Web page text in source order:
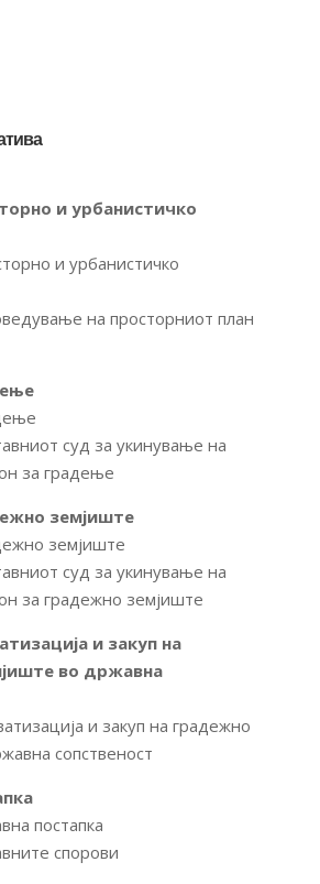
и урбанистичко
и урбанистичко
на просторниот план
суд за укинување на
за градење
земјиште
земјиште
суд за укинување на
за градежно земјиште
и закуп на
во државна
и закуп на градежно
сопственост
постапка
спорови